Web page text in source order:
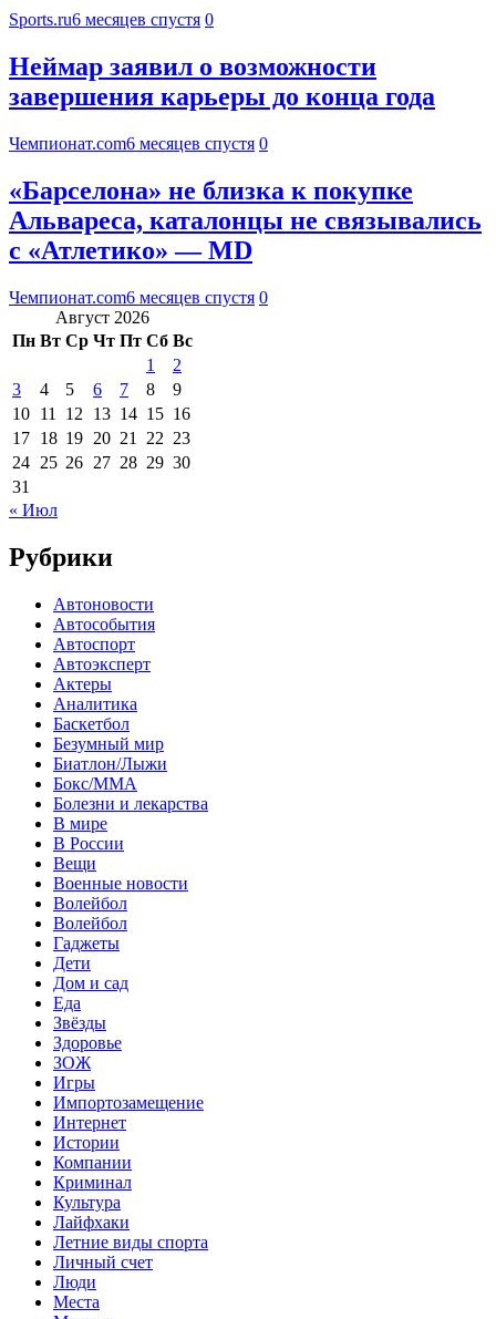
Sports.ru6 месяцев спустя 0
Неймар заявил о возможности
завершения карьеры до конца года
Чемпионат.com6 месяцев спустя 0
«Барселона» не близка к покупке
Альвареса, каталонцы не связывались
с «Атлетико» — MD
Чемпионат.com6 месяцев спустя 0
Август 2026
Пн Вт Ср Чт Пт Сб Вс
1
2
3
4 5 6 7 8
9
10 11 12 13 14 15 16
17 18 19 20 21 22 23
24 25 26 27 28 29 30
31
« Июл
Рубрики
Автоновости
Автособытия
Автоспорт
Автоэксперт
Актеры
Аналитика
Баскетбол
Безумный мир
Биатлон/Лыжи
Бокс/MMA
Болезни и лекарства
В мире
В России
Вещи
Военные новости
Волейбол
Волейбол
Гаджеты
Дети
Дом и сад
Еда
Звёзды
Здоровье
ЗОЖ
Игры
Импортозамещение
Интернет
Истории
Компании
Криминал
Культура
Лайфхаки
Летние виды спорта
Личный счет
Люди
Места